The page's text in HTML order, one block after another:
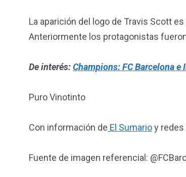
La aparición del logo de Travis Scott
Anteriormente los protagonistas
De interés:Champions: FC Barcelona
Puro Vinotinto
Con información de El Sumarioy
Fuente de imagen referencial: